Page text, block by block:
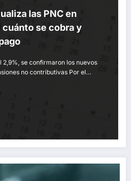
las PNC en
se cobra y
2,9%, se confirmaron los nuevos
no contributivas Por el…